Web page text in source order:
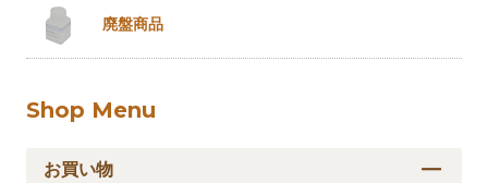
廃盤商品
Shop Menu
お買い物